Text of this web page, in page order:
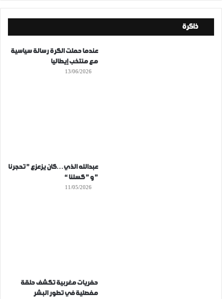
ذاكرة
عندما حملت الكرة رسالة سياسية
مع منتخب إيطاليا
13/06/2026
عبدالله الذي…كان يزعزع ” تحجرنا
” و ” كسلنا “
11/05/2026
حفريات مغربية تكشف حلقة
مفصلية في تطور البشر